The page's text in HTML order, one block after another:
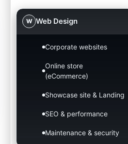
W Web Design
Corporate websites
Online store
(eCommerce)
Showcase site & Landing
SEO & performance
Maintenance & security